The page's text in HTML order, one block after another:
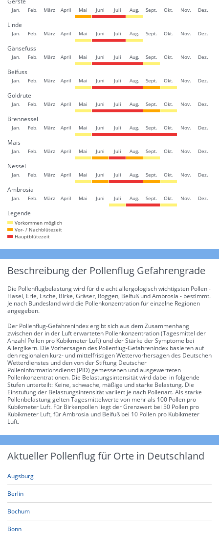
Jan. Feb. März April Mai Juni Juli Aug. Sept. Okt. Nov. Dez.
Linde
Jan. Feb. März April Mai Juni Juli Aug. Sept. Okt. Nov. Dez.
Gänsefuss
Jan. Feb. März April Mai Juni Juli Aug. Sept. Okt. Nov. Dez.
Beifuss
Jan. Feb. März April Mai Juni Juli Aug. Sept. Okt. Nov. Dez.
Goldrute
Jan. Feb. März April Mai Juni Juli Aug. Sept. Okt. Nov. Dez.
Brennessel
Jan. Feb. März April Mai Juni Juli Aug. Sept. Okt. Nov. Dez.
Mais
Jan. Feb. März April Mai Juni Juli Aug. Sept. Okt. Nov. Dez.
Nessel
Jan. Feb. März April Mai Juni Juli Aug. Sept. Okt. Nov. Dez.
Ambrosia
Jan. Feb. März April Mai Juni Juli Aug. Sept. Okt. Nov. Dez.
Legende
Vorkommen möglich
Vor- / Nachblütezeit
Hauptblütezeit
Beschreibung der Pollenflug Gefahrengrade
Die Pollenflugbelastung wird für die acht allergologisch wichtigsten Pollen -
Hasel, Erle, Esche, Birke, Gräser, Roggen, Beifuß und Ambrosia - bestimmt.
Je nach Bundesland wird die Pollenkonzentration für einzelne Regionen
angegeben.
Der Pollenflug-Gefahrenindex ergibt sich aus dem Zusammenhang
zwischen der in der Luft erwarteten Pollenkonzentration (Tagesmittel der
Anzahl Pollen pro Kubikmeter Luft) und der Stärke der Symptome bei
Allergikern. Die Vorhersagen des Pollenflug-Gefahrenindex basieren auf
den regionalen kurz- und mittelfristigen Wettervorhersagen des Deutschen
Wetterdienstes und den von der Stiftung Deutscher
Polleninformationsdienst (PID) gemessenen und ausgewerteten
Pollenkonzentrationen. Die Belastungsintensität wird dabei in folgende
Stufen unterteilt: Keine, schwache, mäßige und starke Belastung. Die
Einstufung der Belastungsintensität variiert je nach Pollenart. Als starke
Pollenbelastung gelten Tagesmittelwerte von mehr als 100 Pollen pro
Kubikmeter Luft. Für Birkenpollen liegt der Grenzwert bei 50 Pollen pro
Kubikmeter Luft, für Ambrosia und Beifuß bei 10 Pollen pro Kubikmeter
Luft.
Aktueller Pollenflug für Orte in Deutschland
Augsburg
Berlin
Bochum
Bonn